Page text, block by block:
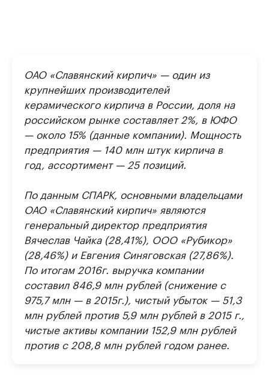
ОАО «Славянский кирпич» — один из
крупнейших производителей
керамического кирпича в России, доля на
российском рынке составляет 2%, в ЮФО
— около 15% (данные компании). Мощность
предприятия — 140 млн штук кирпича в
год, ассортимент — 25 позиций.
По данным СПАРК, основными владельцами
ОАО «Славянский кирпич» являются
генеральный директор предприятия
Вячеслав Чайка (28,41%), ООО «Рубикор»
(28,46%) и Евгения Синяговская (27,86%).
По итогам 2016г. выручка компании
составил 846,9 млн рублей (снижение с
975,7 млн — в 2015г.), чистый убыток — 51,3
млн рублей против 5,9 млн рублей в 2015 г.,
чистые активы компании 152,9 млн рублей
против с 208,8 млн рублей годом ранее.